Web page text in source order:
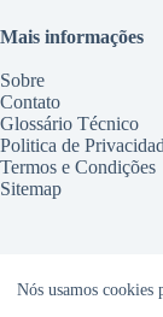
Nós usamos cookies
Mais informações
Sobre
Contato
Glossário Técnico
Politica de
Termos e Condições
Sitemap